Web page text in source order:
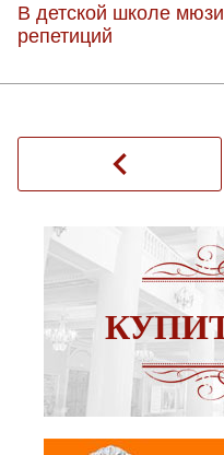
В детской школе
репетиций
navigate_before